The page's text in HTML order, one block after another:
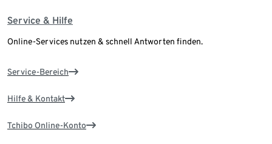
Service & Hilfe
Online-Services nutzen & schnell Antworten finden.
Service-Bereich
Hilfe & Kontakt
Tchibo Online-Konto